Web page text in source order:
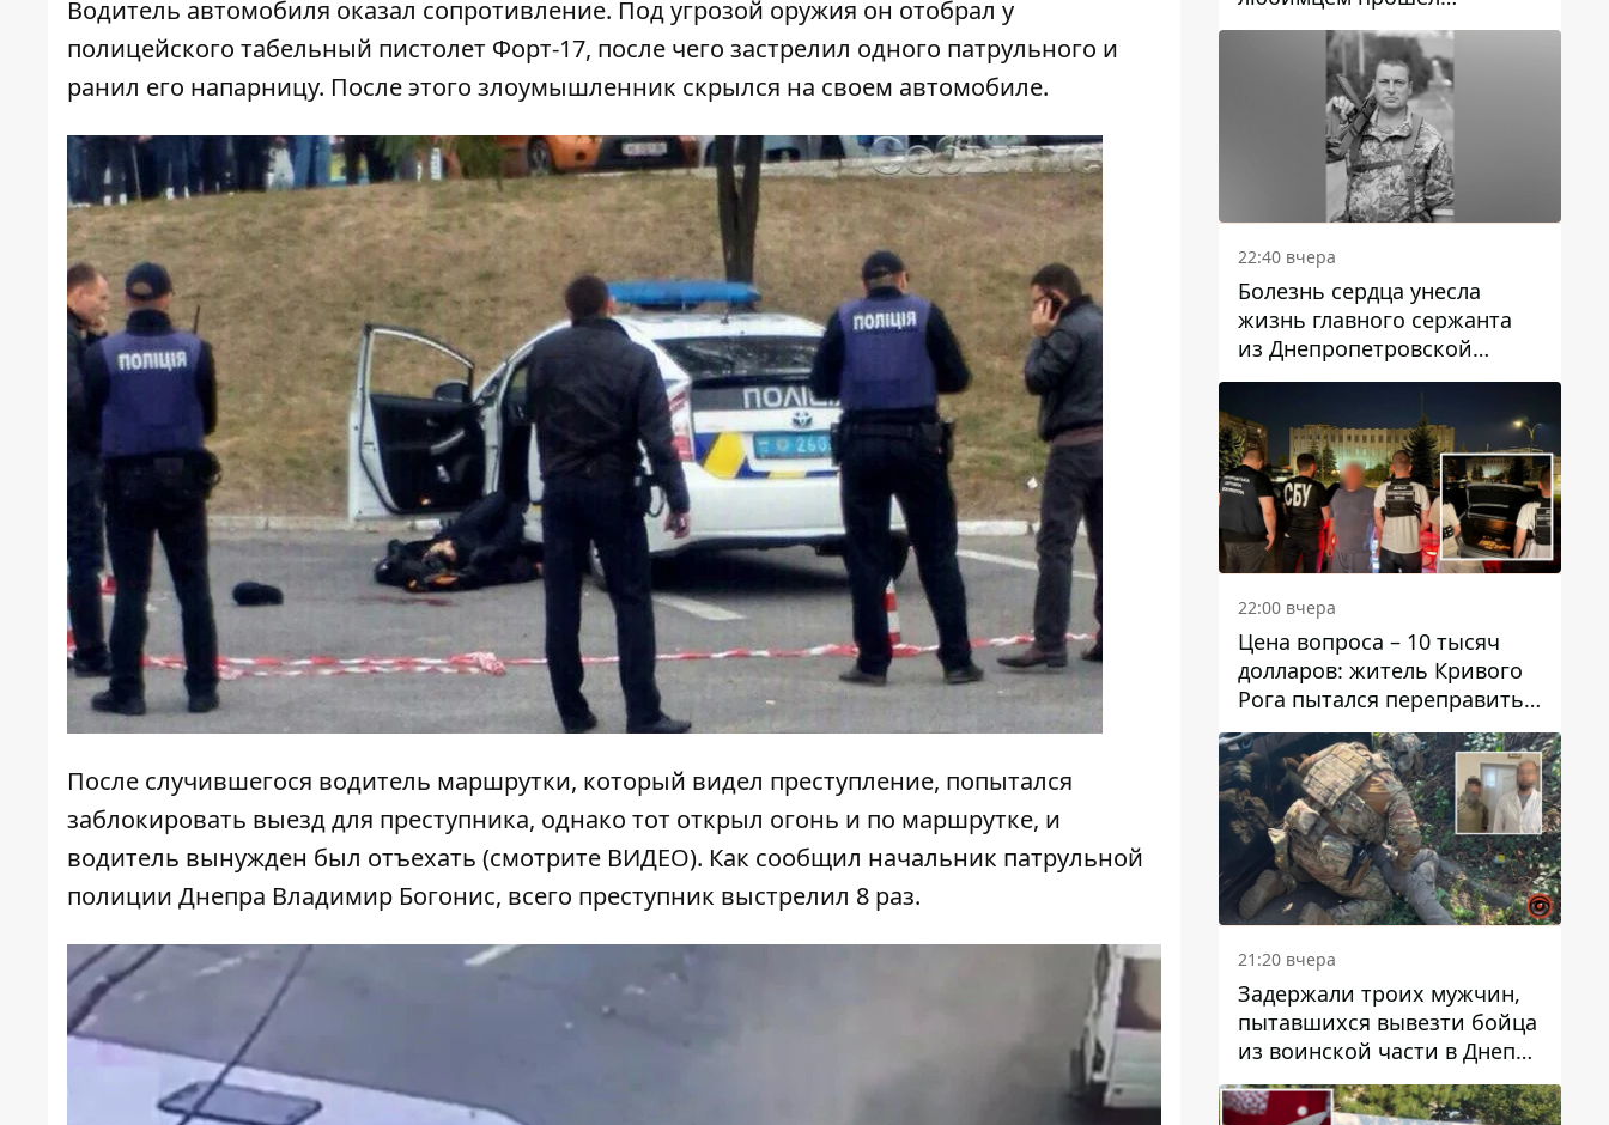
Водитель автомобиля оказал сопротивление. Под угрозой оружия он отобрал у
полицейского табельный пистолет Форт-17, после чего застрелил одного патрульного и
ранил его напарницу. После этого злоумышленник скрылся на своем автомобиле.
После случившегося водитель маршрутки, который видел преступление, попытался
заблокировать выезд для преступника, однако тот открыл огонь и по маршрутке, и
водитель вынужден был отъехать (смотрите ВИДЕО). Как сообщил начальник патрульной
полиции Днепра Владимир Богонис, всего преступник выстрелил 8 раз.
спокойно: простые советы
22:40 вчера
Болезнь сердца унесла
жизнь главного сержанта
из Днепропетровской
области Юрия Свистуна
22:00 вчера
Цена вопроса – 10 тысяч
долларов: житель Кривого
Рога пытался переправить
мужчину в Словакию
21:20 вчера
Задержали троих мужчин,
пытавшихся вывезти бойца
из воинской части в Днепр
за 7 тысяч долларов: среди
них был врач